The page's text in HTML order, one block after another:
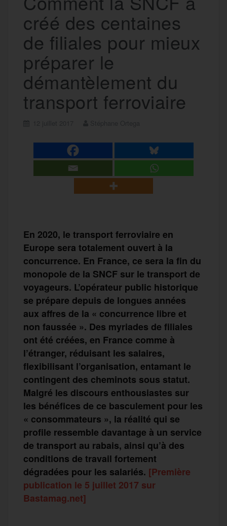
créé des centaines
de filiales pour mieux
préparer le
démantèlement du
transport ferroviaire
En 2020, le transport ferroviaire en
Europe sera totalement ouvert à la
concurrence. En France, ce sera la fin du
monopole de la SNCF sur le transport de
voyageurs. L’opérateur public historique
se prépare depuis de longues années
aux affres de la « concurrence libre et
non faussée ». Des myriades de filiales
ont été créées, en France comme à
l’étranger, réduisant les salaires,
flexibilisant l’organisation, entamant le
contingent des cheminots sous statut.
Malgré les discours enthousiastes sur
les bénéfices de ce basculement pour les
« consommateurs », la réalité qui se
profile ressemble davantage à un service
de transport au rabais, ainsi qu’à des
conditions de travail fortement
dégradées pour les salariés. [Première
publication le 5 juillet 2017 sur
Bastamag.net]